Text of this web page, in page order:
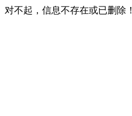
对不起，信息不存在或已删除！